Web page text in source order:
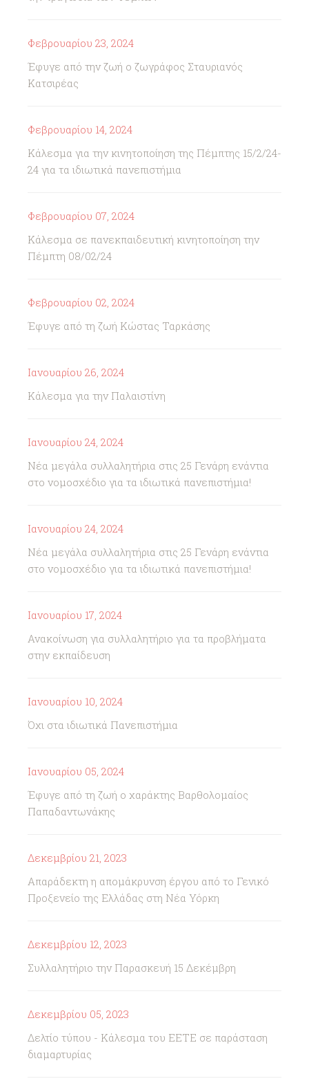
Φεβρουαρίου 23, 2024
Έφυγε από την ζωή ο ζωγράφος Σταυριανός
Κατσιρέας
Φεβρουαρίου 14, 2024
Κάλεσμα για την κινητοποίηση της Πέμπτης 15/2/24-
24 για τα ιδιωτικά πανεπιστήμια
Φεβρουαρίου 07, 2024
Κάλεσμα σε πανεκπαιδευτική κινητοποίηση την
Πέμπτη 08/02/24
Φεβρουαρίου 02, 2024
Έφυγε από τη ζωή Κώστας Ταρκάσης
Ιανουαρίου 26, 2024
Κάλεσμα για την Παλαιστίνη
Ιανουαρίου 24, 2024
Νέα μεγάλα συλλαλητήρια στις 25 Γενάρη ενάντια
στο νομοσχέδιο για τα ιδιωτικά πανεπιστήμια!
Ιανουαρίου 24, 2024
Νέα μεγάλα συλλαλητήρια στις 25 Γενάρη ενάντια
στο νομοσχέδιο για τα ιδιωτικά πανεπιστήμια!
Ιανουαρίου 17, 2024
Ανακοίνωση για συλλαλητήριο για τα προβλήματα
στην εκπαίδευση
Ιανουαρίου 10, 2024
Όχι στα ιδιωτικά Πανεπιστήμια
Ιανουαρίου 05, 2024
Έφυγε από τη ζωή ο χαράκτης Βαρθολομαίος
Παπαδαντωνάκης
Δεκεμβρίου 21, 2023
Απαράδεκτη η απομάκρυνση έργου από το Γενικό
Προξενείο της Ελλάδας στη Νέα Υόρκη
Δεκεμβρίου 12, 2023
Συλλαλητήριο την Παρασκευή 15 Δεκέμβρη
Δεκεμβρίου 05, 2023
Δελτίο τύπου - Κάλεσμα του ΕΕΤΕ σε παράσταση
διαμαρτυρίας